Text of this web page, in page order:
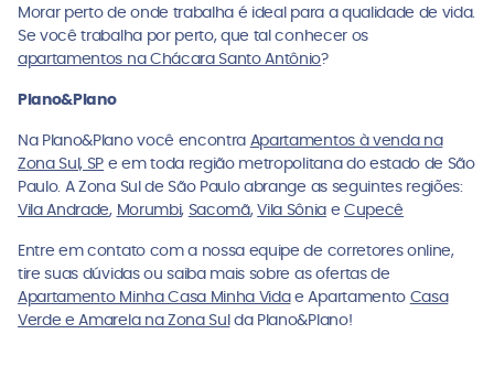
Morar perto de onde trabalha é ideal para a qualidade de vida.
Se você trabalha por perto, que tal conhecer os
apartamentos na Chácara Santo Antônio?
Plano&Plano
Na Plano&Plano você encontra Apartamentos à venda na
Zona Sul, SP e em toda região metropolitana do estado de São
Paulo. A Zona Sul de São Paulo abrange as seguintes regiões:
Vila Andrade, Morumbi, Sacomã,Vila SôniaeCupecê
Entre em contato com a nossa equipe de corretores online,
tire suas dúvidas ou saiba mais sobre as ofertas de
Apartamento Minha Casa Minha Vidae Apartamento Casa
Verde e Amarela na Zona Sulda Plano&Plano!